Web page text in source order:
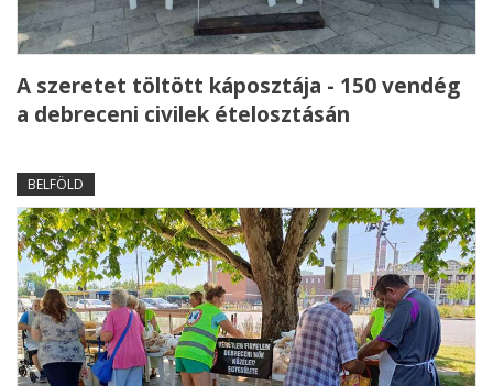
A szeretet töltött káposztája - 150 vendég
a debreceni civilek ételosztásán
BELFÖLD